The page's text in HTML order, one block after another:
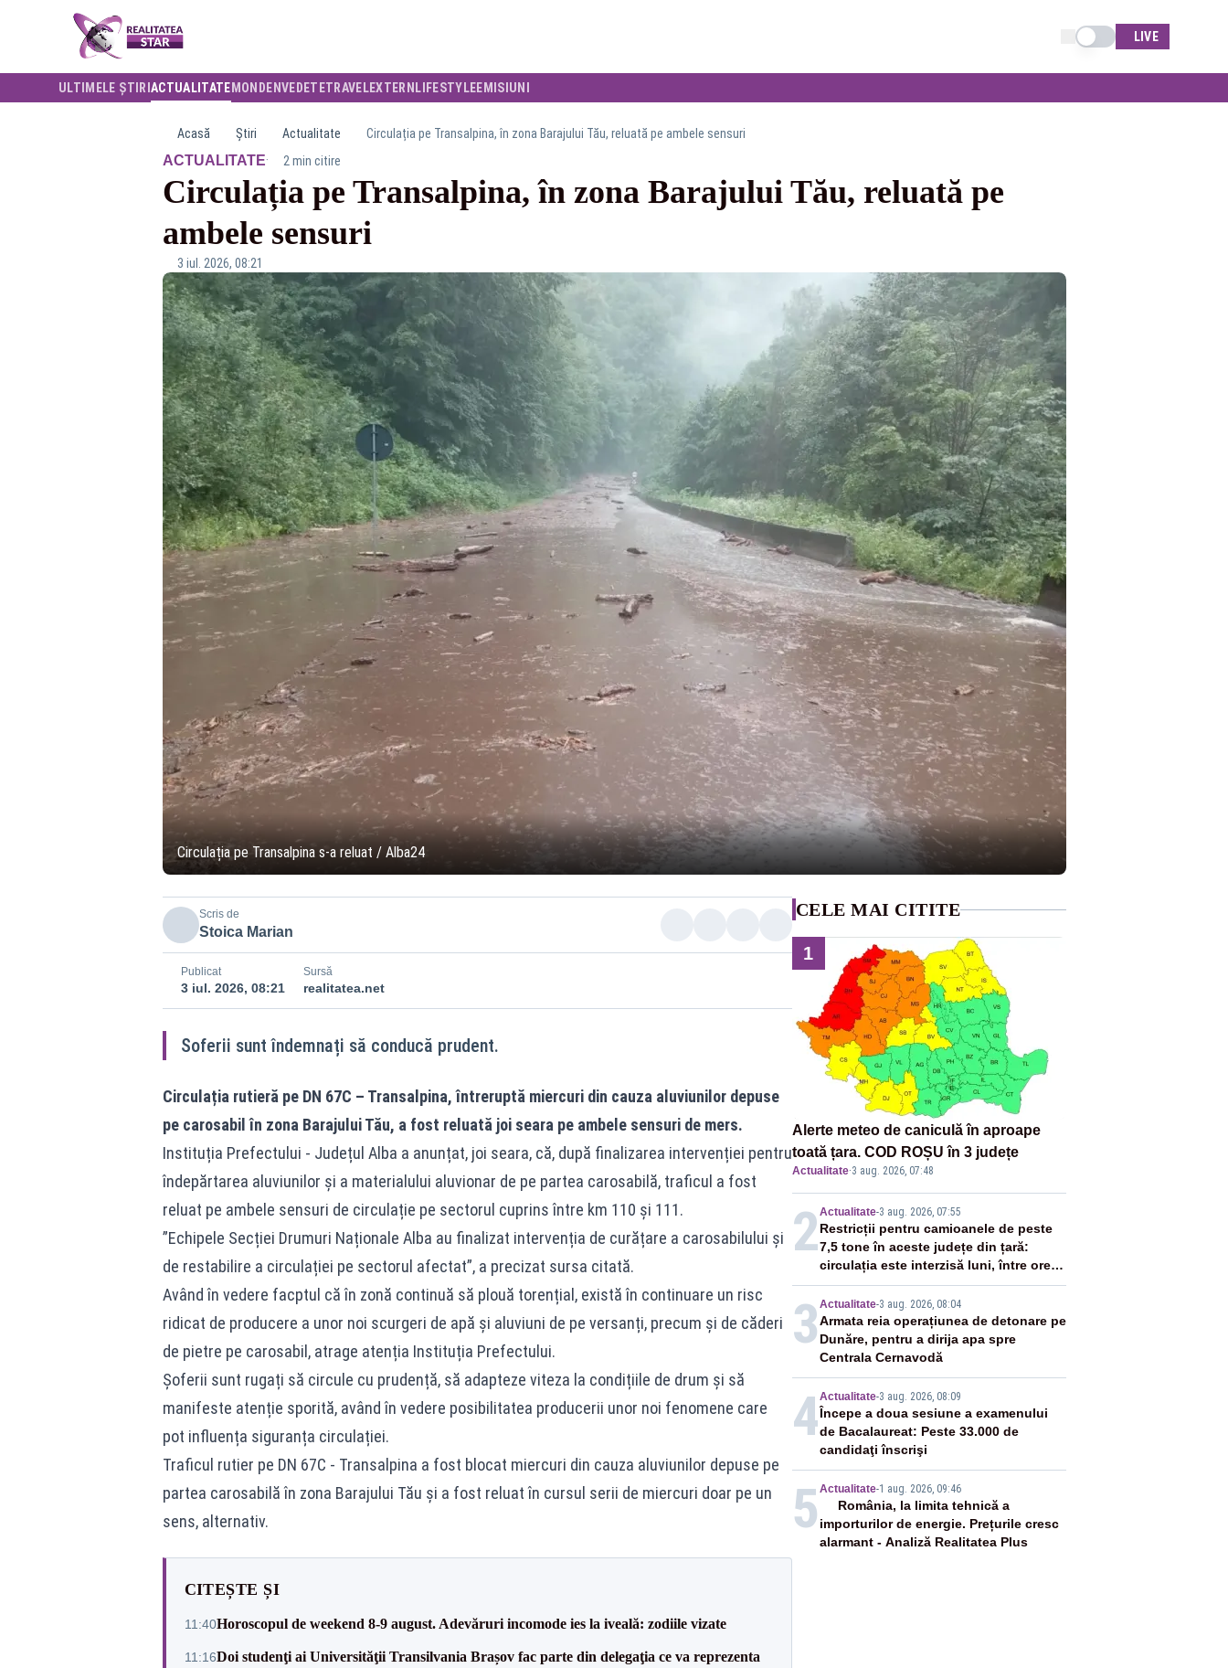
Schimba tema
LIVE
ULTIMELE ȘTIRI ACTUALITATE MONDENVEDETETRAVELEXTERN LIFESTYLEEMISIUNI
Acasă Știri Actualitate Circulația pe Transalpina, în zona Barajului Tău, reluată pe ambele sensuri
ACTUALITATE· 2 min citire
Circulația pe Transalpina, în zona Barajului Tău, reluată pe
ambele sensuri
3 iul. 2026, 08:21
Circulația pe Transalpina s-a reluat / Alba24
Scris de
Stoica Marian
Publicat
3 iul. 2026, 08:21
Sursă
realitatea.net
Soferii sunt îndemnați să conducă prudent.
Circulația rutieră pe DN 67C – Transalpina, întreruptă miercuri din cauza aluviunilor depuse
pe carosabil în zona Barajului Tău, a fost reluată joi seara pe ambele sensuri de mers.
Instituția Prefectului - Județul Alba a anunțat, joi seara, că, după finalizarea intervenției pentru
îndepărtarea aluviunilor și a materialului aluvionar de pe partea carosabilă, traficul a fost
reluat pe ambele sensuri de circulație pe sectorul cuprins între km 110 și 111.
”Echipele Secției Drumuri Naționale Alba au finalizat intervenția de curățare a carosabilului și
de restabilire a circulației pe sectorul afectat”, a precizat sursa citată.
Având în vedere facptul că în zonă continuă să plouă torențial, există în continuare un risc
ridicat de producere a unor noi scurgeri de apă și aluviuni de pe versanți, precum și de căderi
de pietre pe carosabil, atrage atenția Instituția Prefectului.
Șoferii sunt rugați să circule cu prudență, să adapteze viteza la condițiile de drum și să
manifeste atenție sporită, având în vedere posibilitatea producerii unor noi fenomene care
pot influența siguranța circulației.
Traficul rutier pe DN 67C - Transalpina a fost blocat miercuri din cauza aluviunilor depuse pe
partea carosabilă în zona Barajului Tău și a fost reluat în cursul serii de miercuri doar pe un
sens, alternativ.
CITEȘTE ȘI
11:40Horoscopul de weekend 8-9 august. Adevăruri incomode ies la iveală: zodiile vizate
11:16Doi studenţi ai Universităţii Transilvania Brașov fac parte din delegaţia ce va reprezenta
CELE MAI CITITE
1
Alerte meteo de caniculă în aproape
toată țara. COD ROȘU în 3 județe
Actualitate·3 aug. 2026, 07:48
2Actualitate-3 aug. 2026, 07:55
Restricții pentru camioanele de peste
7,5 tone în aceste județe din țară:
circulația este interzisă luni, între orele
12:00 și 20:00
3 Actualitate-3 aug. 2026, 08:04
Armata reia operațiunea de detonare pe
Dunăre, pentru a dirija apa spre
Centrala Cernavodă
4Actualitate-3 aug. 2026, 08:09
Începe a doua sesiune a examenului
de Bacalaureat: Peste 33.000 de
candidaţi înscrişi
5 Actualitate-1 aug. 2026, 09:46
România, la limita tehnică a
importurilor de energie. Prețurile cresc
alarmant - Analiză Realitatea Plus